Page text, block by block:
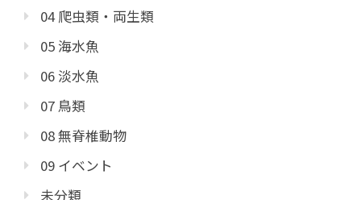
04 爬虫類・両生類
05 海水魚
06 淡水魚
07 鳥類
08 無脊椎動物
09 イベント
未分類